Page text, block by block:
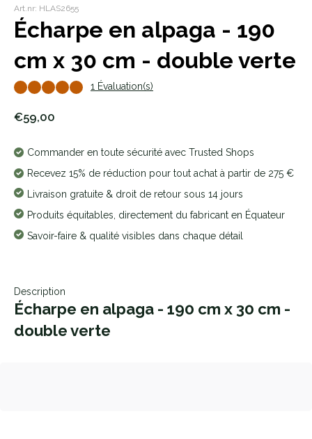
Art.nr: HLAS2655
Écharpe en alpaga - 190
cm x 30 cm - double verte
1 Évaluation(s)
€59,00
Commander en toute sécurité avec Trusted Shops
Recevez 15% de réduction pour tout achat à partir de 275 €
Livraison gratuite & droit de retour sous 14 jours
Produits équitables, directement du fabricant en Équateur
Savoir-faire & qualité visibles dans chaque détail
Description
Écharpe en alpaga - 190 cm x 30 cm -
double verte